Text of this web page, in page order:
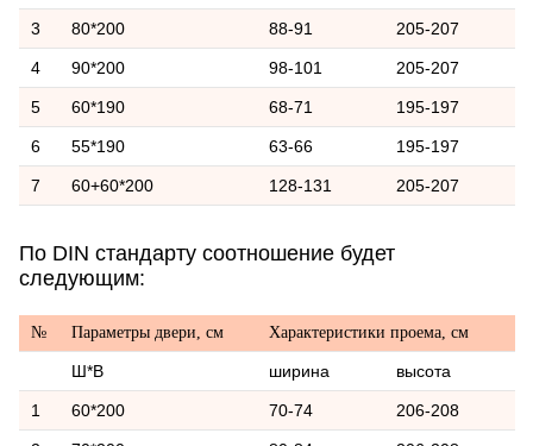
3 80*200 88-91 205-207
4 90*200 98-101 205-207
5 60*190 68-71 195-197
6 55*190 63-66 195-197
7 60+60*200 128-131 205-207
По DIN стандарту соотношение будет
следующим:
№ Параметры двери, см Характеристики проема, см
Ш*В ширина высота
1 60*200 70-74 206-208